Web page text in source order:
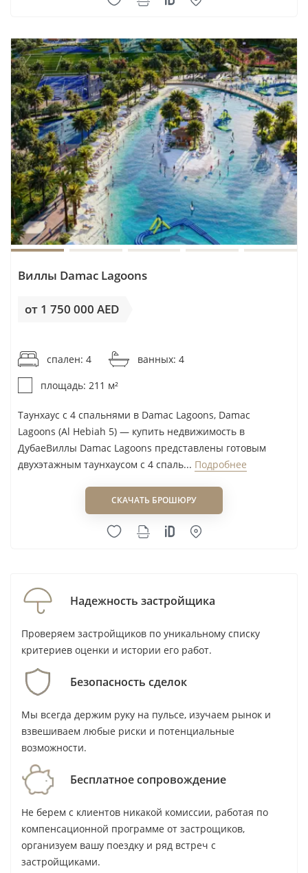
Виллы Damac Lagoons
от 1 750 000 AED
спален: 4
ванных: 4
площадь: 211 м²
Таунхаус с 4 спальнями в Damac Lagoons, Damac
Lagoons (Al Hebiah 5) — купить недвижимость в
ДубаеВиллы Damac Lagoons представлены готовым
двухэтажным таунхаусом с 4 спаль... Подробнее
СКАЧАТЬ БРОШЮРУ
Надежность застройщика
Проверяем застройщиков по уникальному списку
критериев оценки и истории его работ.
Безопасность сделок
Мы всегда держим руку на пульсе, изучаем рынок и
взвешиваем любые риски и потенциальные
возможности.
Бесплатное сопровождение
Не берем с клиентов никакой комиссии, работая по
компенсационной программе от застрощиков,
организуем вашу поездку и ряд встреч с
застройщиками.